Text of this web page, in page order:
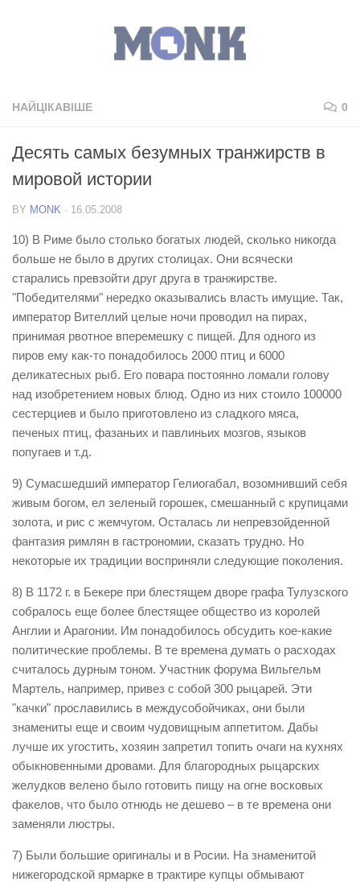
НАЙЦІКАВІШЕ 0
Десять самых безумных транжирств в
мировой истории
BY MONK · 16.05.2008
10) В Риме было столько богатых людей, сколько никогда
больше не было в других столицах. Они всячески
старались превзойти друг друга в транжирстве.
"Победителями" нередко оказывались власть имущие. Так,
император Вителлий целые ночи проводил на пирах,
принимая рвотное вперемешку с пищей. Для одного из
пиров ему как-то понадобилось 2000 птиц и 6000
деликатесных рыб. Его повара постоянно ломали голову
над изобретением новых блюд. Одно из них стоило 100000
сестерциев и было приготовлено из сладкого мяса,
печеных птиц, фазаньих и павлиньих мозгов, языков
попугаев и т.д.
9) Сумасшедший император Гелиогабал, возомнивший себя
живым богом, ел зеленый горошек, смешанный с крупицами
золота, и рис с жемчугом. Осталась ли непревзойденной
фантазия римлян в гастрономии, сказать трудно. Но
некоторые их традиции восприняли следующие поколения.
8) В 1172 г. в Бекере при блестящем дворе графа Тулузского
собралось еще более блестящее общество из королей
Англии и Арагонии. Им понадобилось обсудить кое-какие
политические проблемы. В те времена думать о расходах
считалось дурным тоном. Участник форума Вильгельм
Мартель, например, привез с собой 300 рыцарей. Эти
"качки" прославились в междусобойчиках, они были
знамениты еще и своим чудовищным аппетитом. Дабы
лучше их угостить, хозяин запретил топить очаги на кухнях
обыкновенными дровами. Для благородных рыцарских
желудков велено было готовить пищу на огне восковых
факелов, что было отнюдь не дешево – в те времена они
заменяли люстры.
7) Были большие оригиналы и в Росии. На знаменитой
нижегородской ярмарке в трактире купцы обмывают